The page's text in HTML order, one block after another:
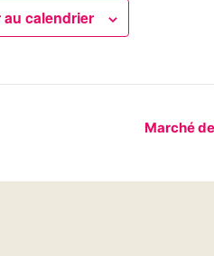
calendrier
Marché